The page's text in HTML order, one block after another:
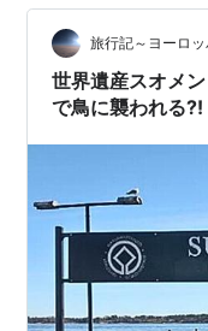
ムのホーチミンで
旅行記～ヨーロ
世界遺産スオメ
で鳥に襲われる⁈